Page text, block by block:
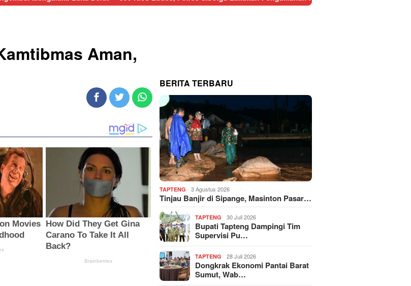
Aman,
BERITA TERBARU
TAPTENG 3 Agustus 2026
Tinjau Banjir di Sipange, Masinton Pasar…
TAPTENG 30 Juli 2026
Bupati Tapteng Dampingi Tim
Supervisi Pu…
TAPTENG 28 Juli 2026
Dongkrak Ekonomi Pantai Barat
Sumut, Wab…